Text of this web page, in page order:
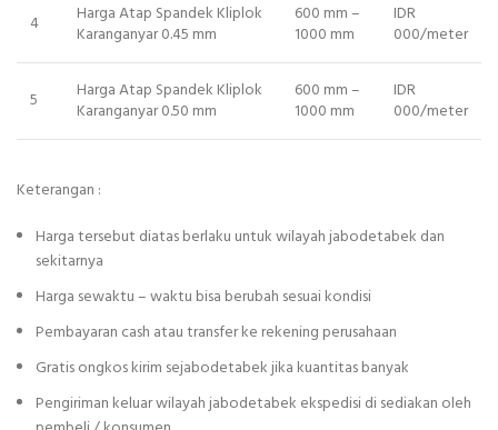
4
Harga Atap Spandek Kliplok
Karanganyar 0.45 mm
600 mm –
1000 mm
IDR
000/meter
5
Harga Atap Spandek Kliplok
Karanganyar 0.50 mm
600 mm –
1000 mm
IDR
000/meter
Keterangan :
Harga tersebut diatas berlaku untuk wilayah jabodetabek dan
sekitarnya
Harga sewaktu – waktu bisa berubah sesuai kondisi
Pembayaran cash atau transfer ke rekening perusahaan
Gratis ongkos kirim sejabodetabek jika kuantitas banyak
Pengiriman keluar wilayah jabodetabek ekspedisi di sediakan oleh